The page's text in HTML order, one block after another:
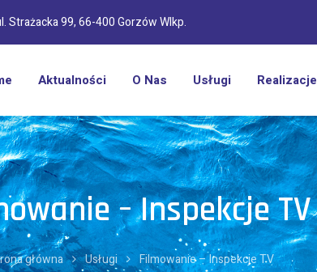
Strażacka 99, 66-400 Gorzów Wlkp.
Aktualności O Nas Usługi Realizacje
– Inspekcje TV
główna Usługi Filmowanie – Inspekcje TV